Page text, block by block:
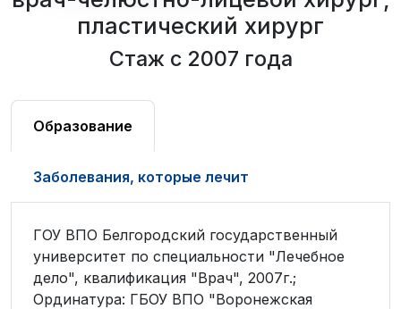
пластический хирург
Стаж с 2007 года
Образование
Заболевания, которые лечит
ГОУ ВПО Белгородский государственный
университет по специальности "Лечебное
дело", квалификация "Врач", 2007г.;
Ординатура: ГБОУ ВПО "Воронежская